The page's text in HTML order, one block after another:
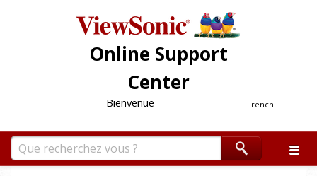
Online Support
Center
French
Bienvenue